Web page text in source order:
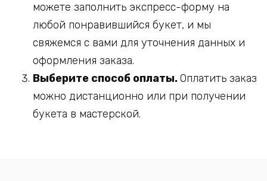
можете заполнить экспресс-форму на
любой понравившийся букет, и мы
свяжемся с вами для уточнения данных и
оформления заказа.
Выберите способ оплаты.Оплатить заказ
можно дистанционно или при получении
букета в мастерской.